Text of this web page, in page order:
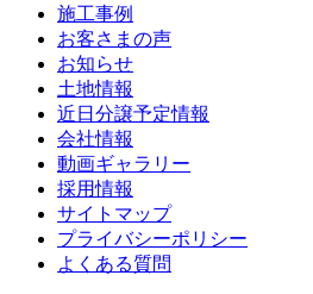
施工事例
お客さまの声
お知らせ
土地情報
近日分譲予定情報
会社情報
動画ギャラリー
採用情報
サイトマップ
プライバシーポリシー
よくある質問